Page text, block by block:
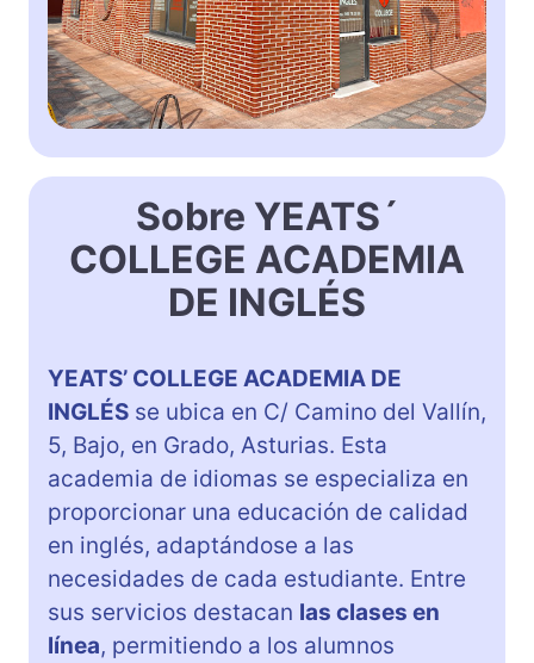
Sobre YEATS´
COLLEGE ACADEMIA
DE INGLÉS
YEATS’ COLLEGE ACADEMIA DE
INGLÉS se ubica en C/ Camino del Vallín,
5, Bajo, en Grado, Asturias. Esta
academia de idiomas se especializa en
proporcionar una educación de calidad
en inglés, adaptándose a las
necesidades de cada estudiante. Entre
sus servicios destacan las clases en
línea, permitiendo a los alumnos